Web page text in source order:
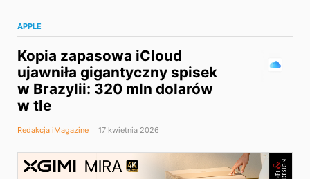
APPLE
Kopia zapasowa iCloud
ujawniła gigantyczny spisek
w Brazylii: 320 mln dolarów
w tle
Redakcja iMagazine 17 kwietnia 2026